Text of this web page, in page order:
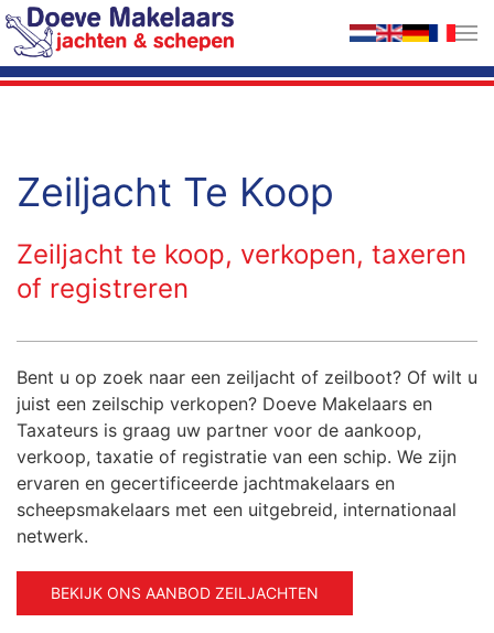
Terug naar hoofdinhoud
Zeiljacht Te Koop
Zeiljacht te koop, verkopen, taxeren
of registreren
Bent u op zoek naar een zeiljacht of zeilboot? Of wilt u
juist een zeilschip verkopen? Doeve Makelaars en
Taxateurs is graag uw partner voor de aankoop,
verkoop, taxatie of registratie van een schip. We zijn
ervaren en gecertificeerde jachtmakelaars en
scheepsmakelaars met een uitgebreid, internationaal
netwerk.
BEKIJK ONS AANBOD ZEILJACHTEN